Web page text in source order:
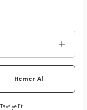
Hemen Al
Tavsiye Et